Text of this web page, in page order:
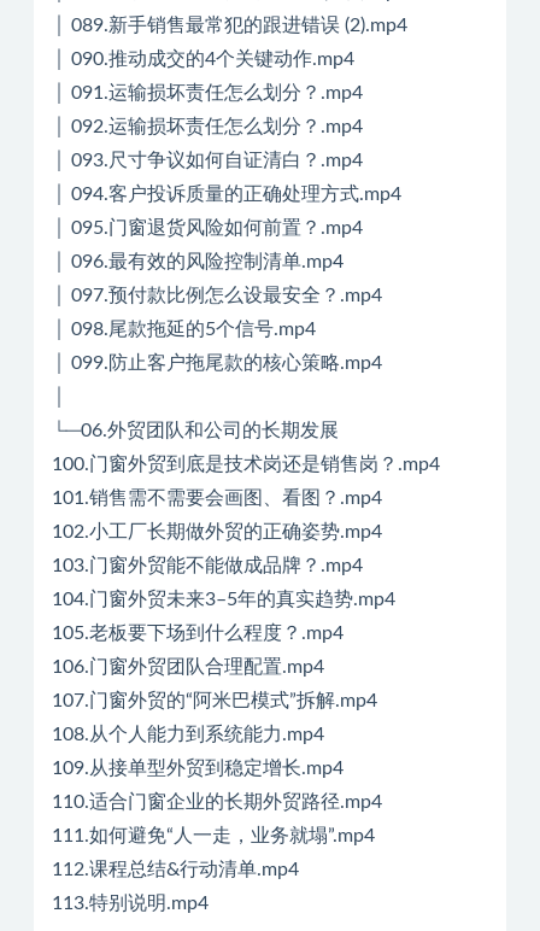
│ 089.新手销售最常犯的跟进错误 (2).mp4
│ 090.推动成交的4个关键动作.mp4
│ 091.运输损坏责任怎么划分？.mp4
│ 092.运输损坏责任怎么划分？.mp4
│ 093.尺寸争议如何自证清白？.mp4
│ 094.客户投诉质量的正确处理方式.mp4
│ 095.门窗退货风险如何前置？.mp4
│ 096.最有效的风险控制清单.mp4
│ 097.预付款比例怎么设最安全？.mp4
│ 098.尾款拖延的5个信号.mp4
│ 099.防止客户拖尾款的核心策略.mp4
└─06.外贸团队和公司的长期发展
100.门窗外贸到底是技术岗还是销售岗？.mp4
101.销售需不需要会画图、看图？.mp4
102.小工厂长期做外贸的正确姿势.mp4
103.门窗外贸能不能做成品牌？.mp4
104.门窗外贸未来3–5年的真实趋势.mp4
105.老板要下场到什么程度？.mp4
106.门窗外贸团队合理配置.mp4
107.门窗外贸的“阿米巴模式”拆解.mp4
108.从个人能力到系统能力.mp4
109.从接单型外贸到稳定增长.mp4
110.适合门窗企业的长期外贸路径.mp4
111.如何避免“人一走，业务就塌”.mp4
112.课程总结&行动清单.mp4
113.特别说明.mp4